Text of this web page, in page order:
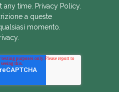
any time. Privacy Policy.
a queste
momento.
.